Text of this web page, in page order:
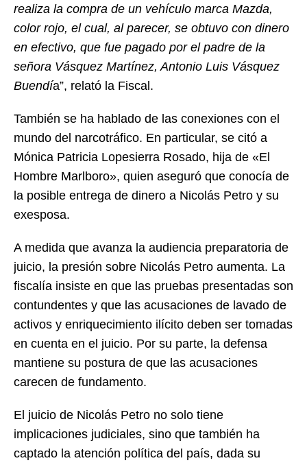
realiza la compra de un vehículo marca Mazda,
color rojo, el cual, al parecer, se obtuvo con dinero
en efectivo, que fue pagado por el padre de la
señora Vásquez Martínez, Antonio Luis Vásquez
Buendía”, relató la Fiscal.
También se ha hablado de las conexiones con el
mundo del narcotráfico. En particular, se citó a
Mónica Patricia Lopesierra Rosado, hija de «El
Hombre Marlboro», quien aseguró que conocía de
la posible entrega de dinero a Nicolás Petro y su
exesposa.
A medida que avanza la audiencia preparatoria de
juicio, la presión sobre Nicolás Petro aumenta. La
fiscalía insiste en que las pruebas presentadas son
contundentes y que las acusaciones de lavado de
activos y enriquecimiento ilícito deben ser tomadas
en cuenta en el juicio. Por su parte, la defensa
mantiene su postura de que las acusaciones
carecen de fundamento.
El juicio de Nicolás Petro no solo tiene
implicaciones judiciales, sino que también ha
captado la atención política del país, dada su